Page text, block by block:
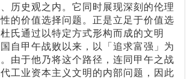
历史观之内。它同时展现深刻的伦理
的价值选择问题。正是立足于价值选
氏通过以特定方式形构而成的文明
自甲午战败以来，以「追求富强」为
由于他乃将这个路径，连同甲午之战
工业资本主义文明的内部问题，因此